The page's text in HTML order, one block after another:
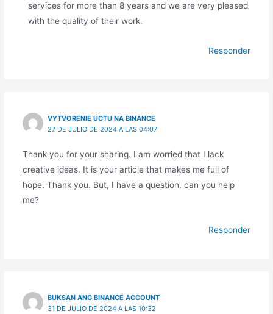
services for more than 8 years and we are very pleased
with the quality of their work.
Responder
VYTVORENIE ÚCTU NA BINANCE
27 DE JULIO DE 2024 A LAS 04:07
Thank you for your sharing. I am worried that I lack
creative ideas. It is your article that makes me full of
hope. Thank you. But, I have a question, can you help
me?
Responder
BUKSAN ANG BINANCE ACCOUNT
31 DE JULIO DE 2024 A LAS 10:32